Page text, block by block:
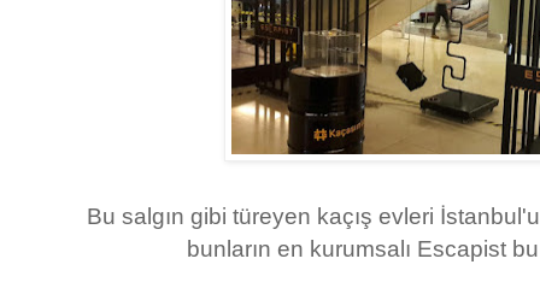
Bu salgın gibi türeyen kaçış evleri
bunların en kurumsalı Escapist